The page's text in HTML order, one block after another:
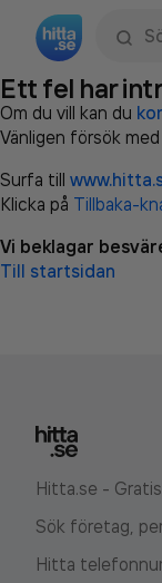
Ett fel har
Om du vill kan du
Vänligen försök
Surfa till
Klicka på Tillbaka-
Vi beklagar
Till startsidan
Hitta.se -
Sök företag,
Hitta